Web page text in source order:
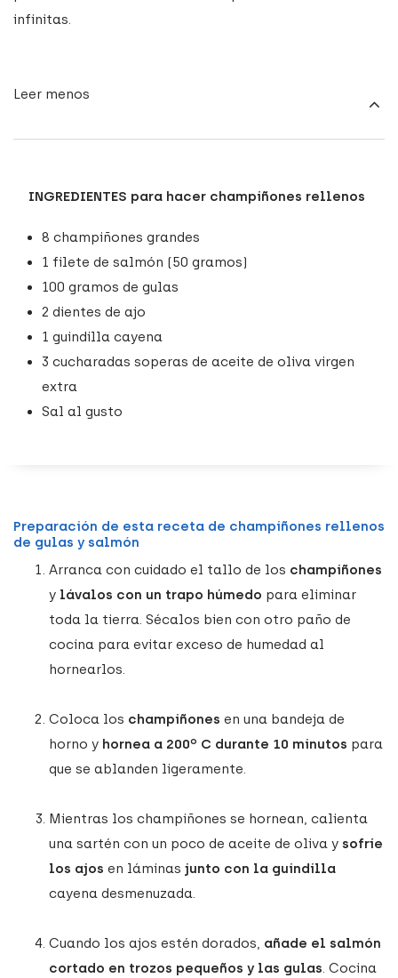
infinitas.
Leer menos
INGREDIENTES para hacer champiñones rellenos
8 champiñones grandes
1 filete de salmón (50 gramos)
100 gramos de gulas
2 dientes de ajo
1 guindilla cayena
3 cucharadas soperas de aceite de oliva virgen
extra
Sal al gusto
Preparación de esta receta de champiñones rellenos
de gulas y salmón
Arranca con cuidado el tallo de los champiñones
y lávalos con un trapo húmedo para eliminar
toda la tierra. Sécalos bien con otro paño de
cocina para evitar exceso de humedad al
hornearlos.
Coloca los champiñones en una bandeja de
horno y hornea a 200º C durante 10 minutos para
que se ablanden ligeramente.
Mientras los champiñones se hornean, calienta
una sartén con un poco de aceite de oliva y sofríe
los ajos en láminas junto con la guindilla
cayena desmenuzada.
Cuando los ajos estén dorados, añade el salmón
cortado en trozos pequeños y las gulas. Cocina